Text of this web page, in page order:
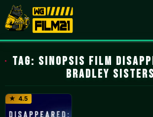
Loncat
ke
konten
Tag: Sinopsis film
Bradley Sisters
4.5